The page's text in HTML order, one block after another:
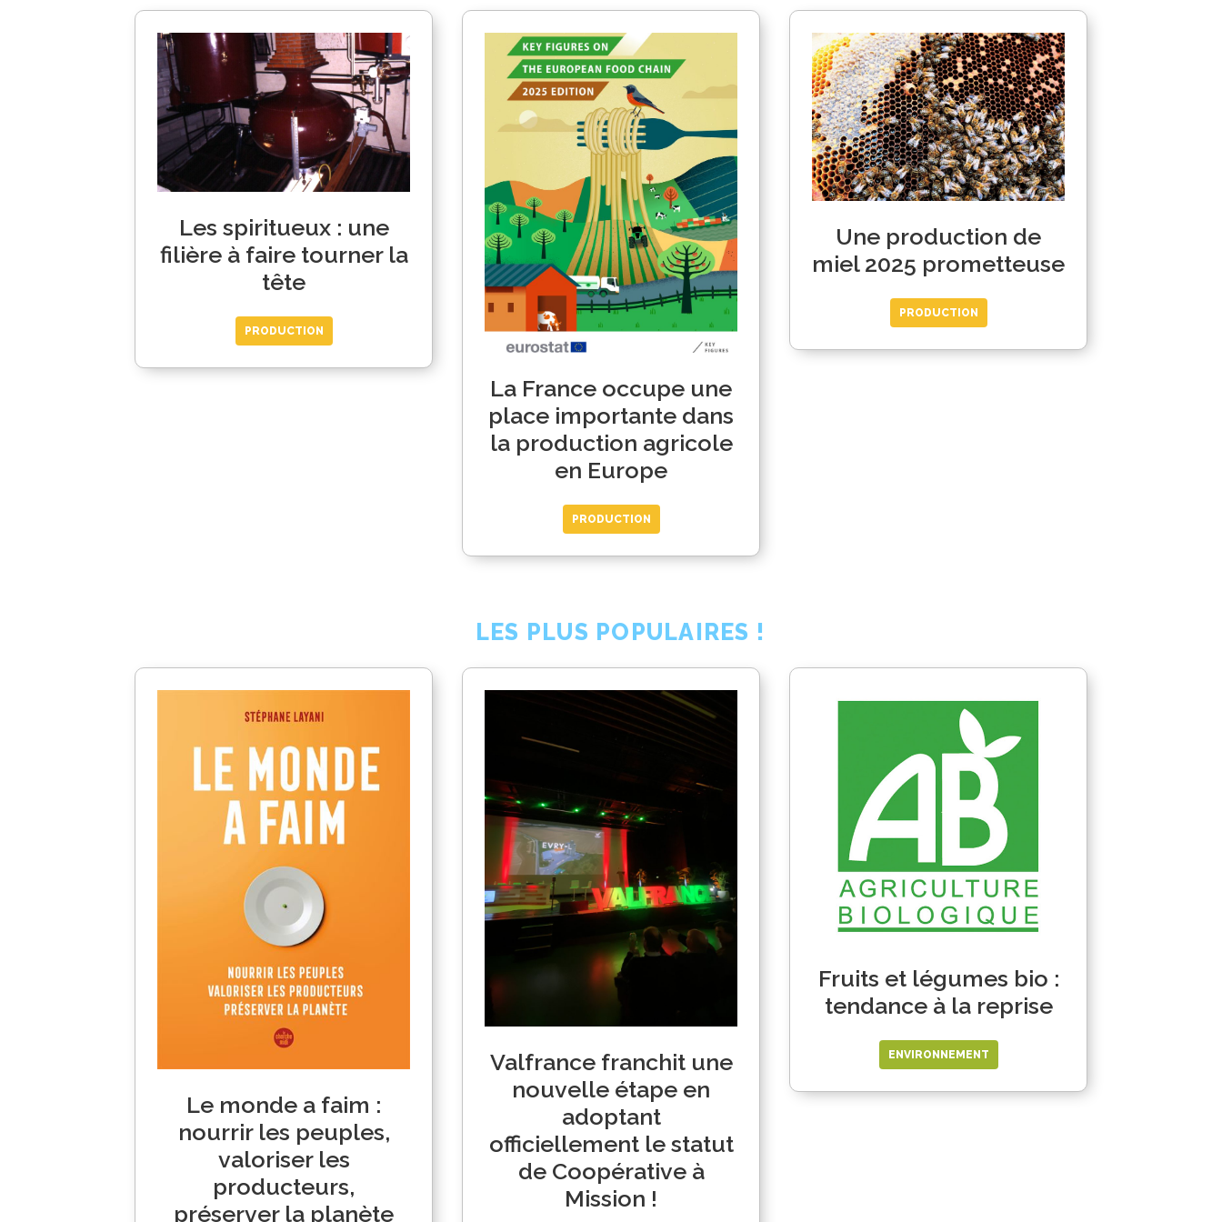
Les spiritueux : une
filière à faire tourner la
tête
PRODUCTION
La France occupe une
place importante dans
la production agricole
en Europe
PRODUCTION
Une production de
miel 2025 prometteuse
PRODUCTION
LES PLUS POPULAIRES !
Le monde a faim :
nourrir les peuples,
valoriser les
producteurs,
préserver la planète
Valfrance franchit une
nouvelle étape en
adoptant
officiellement le statut
de Coopérative à
Mission !
Fruits et légumes bio :
tendance à la reprise
ENVIRONNEMENT